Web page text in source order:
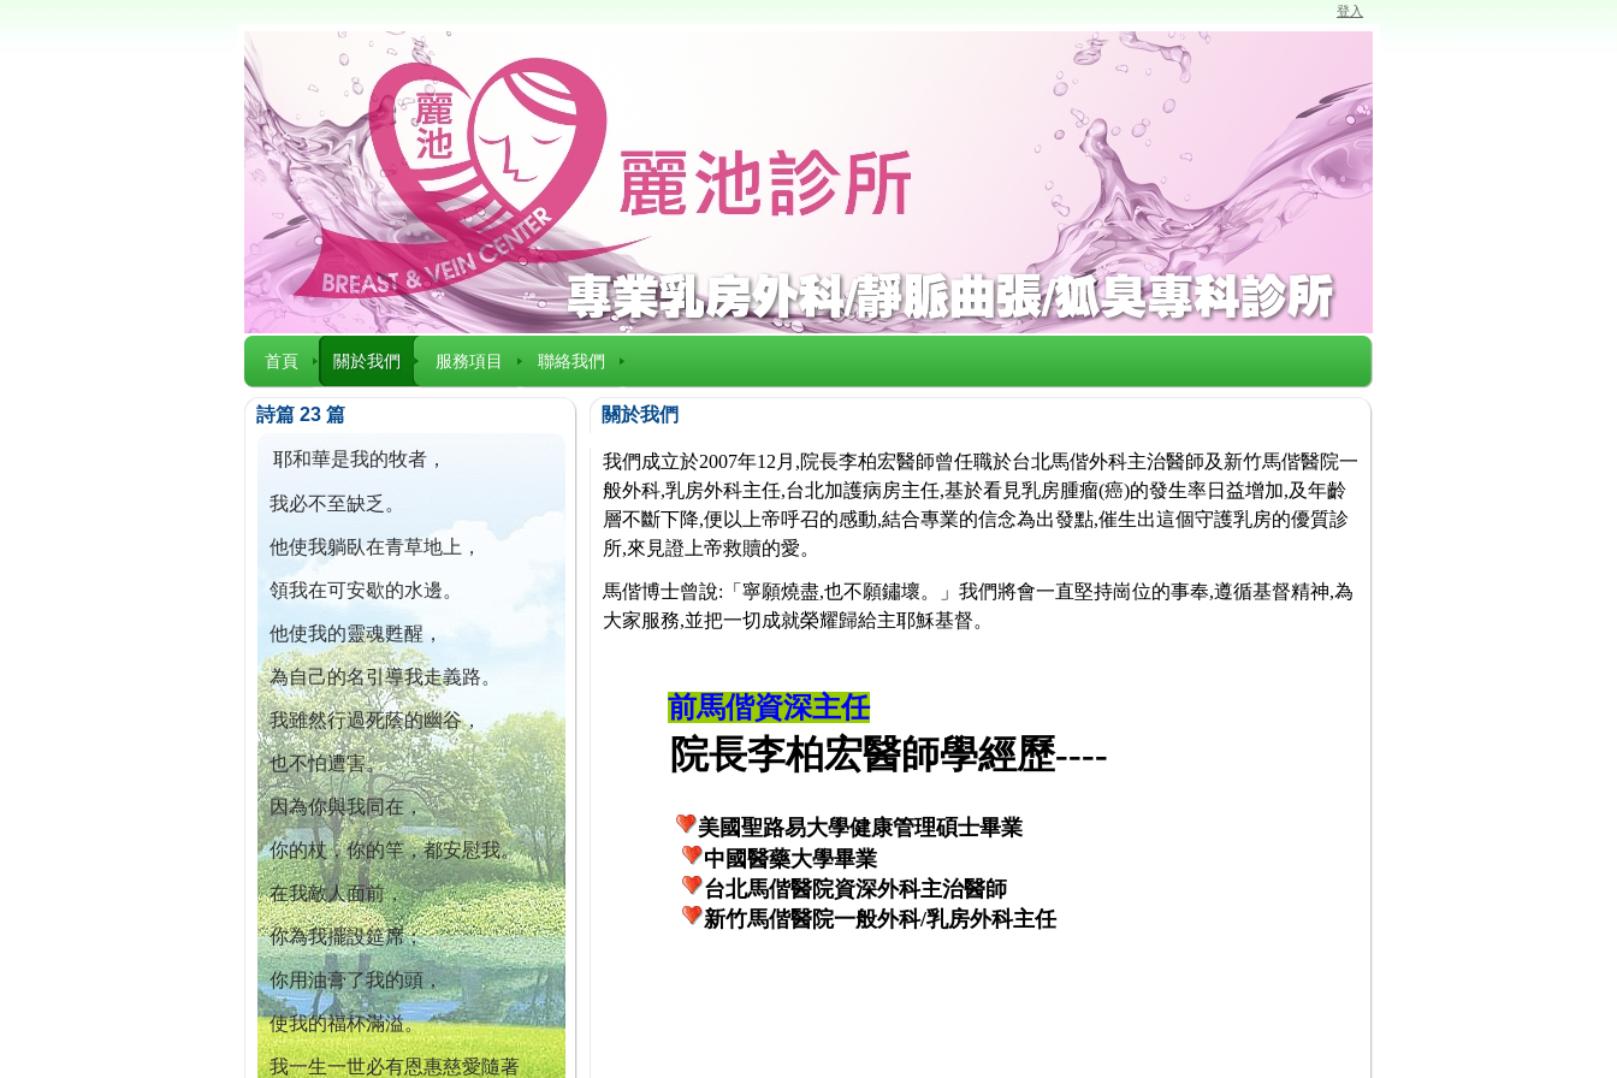
登入
首頁 關於我們 服務項目 聯絡我們
詩篇 23 篇
耶和華是我的牧者，
我必不至缺乏。
他使我躺臥在青草地上，
領我在可安歇的水邊。
他使我的靈魂甦醒，
為自己的名引導我走義路。
我雖然行過死蔭的幽谷，
也不怕遭害。
因為你與我同在，
你的杖，你的竿，都安慰我。
在我敵人面前，
你為我擺設筵席；
你用油膏了我的頭，
使我的福杯滿溢。
我一生一世必有恩惠慈愛隨著
關於我們
我們成立於2007年12月,院長李柏宏醫師曾任職於台北馬偕外科主治醫師及新竹馬偕醫院一
般外科,乳房外科主任,台北加護病房主任,基於看見乳房腫瘤(癌)的發生率日益增加,及年齡
層不斷下降,便以上帝呼召的感動,結合專業的信念為出發點,催生出這個守護乳房的優質診
所,來見證上帝救贖的愛。
馬偕博士曾說:「寧願燒盡,也不願鏽壞。」我們將會一直堅持崗位的事奉,遵循基督精神,為
大家服務,並把一切成就榮耀歸給主耶穌基督。
前馬偕資深主任
院長李柏宏醫師學經歷----
美國聖路易大學健康管理碩士畢業
中國醫藥大學畢業
台北馬偕醫院資深外科主治醫師
新竹馬偕醫院一般外科/乳房外科主任